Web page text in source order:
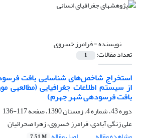
نویسنده =فرامرز خسروی
تعداد مقالات: 1
بافت فرسوده‎ی شهر جهرم)
دوره 43، شماره 4، زمستان 1390، صفحه
117-136
علی زنگی آبادی، فرامرز خسروی، زهرا صحرائیان